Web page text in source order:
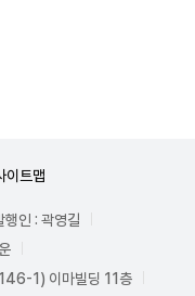
이트맵
행인 : 곽영길
1) 이마빌딩 11층